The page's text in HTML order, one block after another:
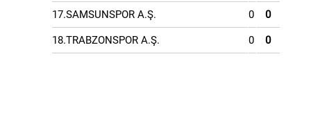
17.SAMSUNSPOR A.Ş. 0 0
18.TRABZONSPOR A.Ş. 0 0